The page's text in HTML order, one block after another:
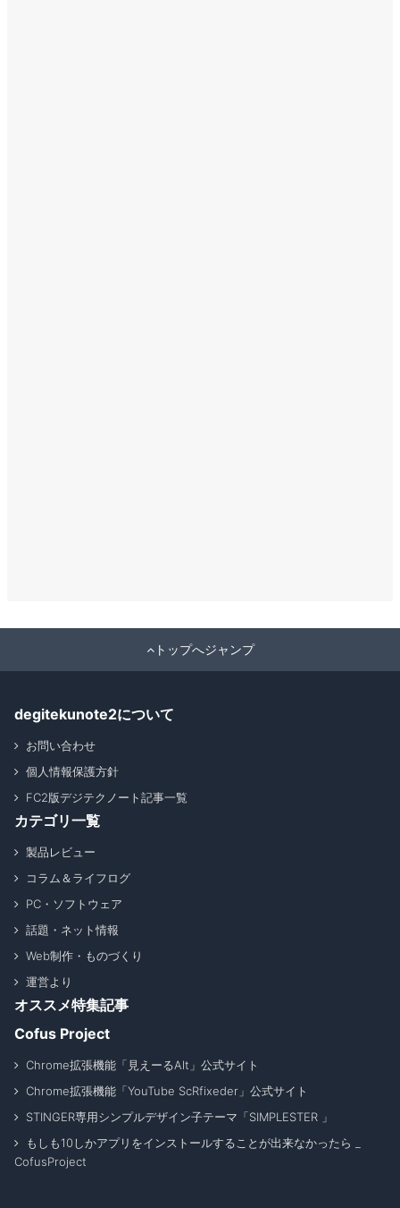
トップへジャンプ
degitekunote2について
お問い合わせ
個人情報保護方針
FC2版デジテクノート記事一覧
カテゴリ一覧
製品レビュー
コラム＆ライフログ
PC・ソフトウェア
話題・ネット情報
Web制作・ものづくり
運営より
オススメ特集記事
Cofus Project
Chrome拡張機能「見えーるAlt」公式サイト
Chrome拡張機能「YouTube ScRfixeder」公式サイト
STINGER専用シンプルデザイン子テーマ「SIMPLESTER 」
もしも10しかアプリをインストールすることが出来なかったら _
CofusProject